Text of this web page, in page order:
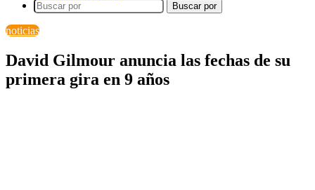
Buscar por
noticias
David Gilmour anuncia las fechas de su
primera gira en 9 años